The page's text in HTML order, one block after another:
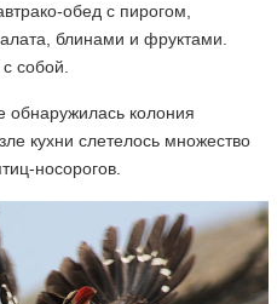
обед с пирогом,
блинами и фруктами.
собой.
обнаружилась колония
кухни слетелось множество
носорогов.